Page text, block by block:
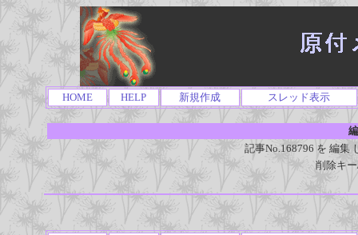
HOME HELP 新規作成 スレッド表示
記事No.168796 を 編集
削除キ